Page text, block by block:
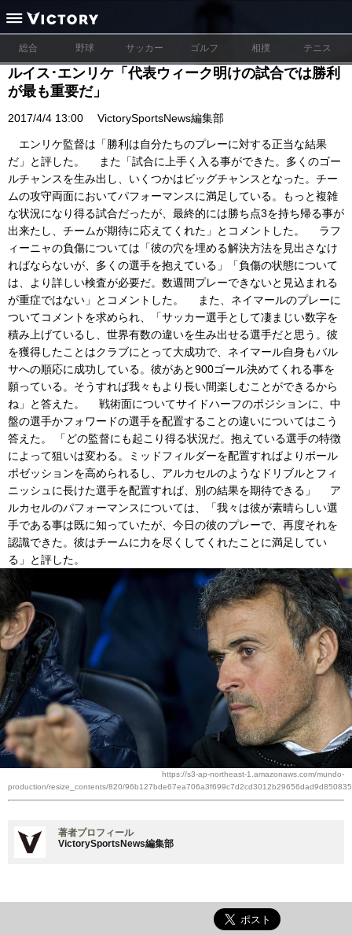
総合 野球 サッカー ゴルフ 相撲 テニス
ルイス･エンリケ「代表ウィーク明けの試合では勝利
が最も重要だ」
2017/4/4 13:00 VictorySportsNews編集部
エンリケ監督は「勝利は自分たちのプレーに対する正当な結果
だ」と評した。 また「試合に上手く入る事ができた。多くのゴー
ルチャンスを生み出し、いくつかはビッグチャンスとなった。チー
ムの攻守両面においてパフォーマンスに満足している。もっと複雑
な状況になり得る試合だったが、最終的には勝ち点3を持ち帰る事が
出来たし、チームが期待に応えてくれた」とコメントした。 ラフ
ィーニャの負傷については「彼の穴を埋める解決方法を見出さなけ
ればならないが、多くの選手を抱えている」「負傷の状態について
は、より詳しい検査が必要だ。数週間プレーできないと見込まれる
が重症ではない」とコメントした。 また、ネイマールのプレーに
ついてコメントを求められ、「サッカー選手として凄まじい数字を
積み上げているし、世界有数の違いを生み出せる選手だと思う。彼
を獲得したことはクラブにとって大成功で、ネイマール自身もバル
サへの順応に成功している。彼があと900ゴール決めてくれる事を
願っている。そうすれば我々もより長い間楽しむことができるから
ね」と答えた。 戦術面についてサイドハーフのポジションに、中
盤の選手かフォワードの選手を配置することの違いについてはこう
答えた。 「どの監督にも起こり得る状況だ。抱えている選手の特徴
によって狙いは変わる。ミッドフィルダーを配置すればよりボール
ポゼッションを高められるし、アルカセルのようなドリブルとフィ
ニッシュに長けた選手を配置すれば、別の結果を期待できる」 ア
ルカセルのパフォーマンスについては、「我々は彼が素晴らしい選
手である事は既に知っていたが、今日の彼のプレーで、再度それを
認識できた。彼はチームに力を尽くしてくれたことに満足してい
る」と評した。
https://s3-ap-northeast-1.amazonaws.com/mundo-
production/resize_contents/820/
著者プロフィール
VictorySportsNews編集部